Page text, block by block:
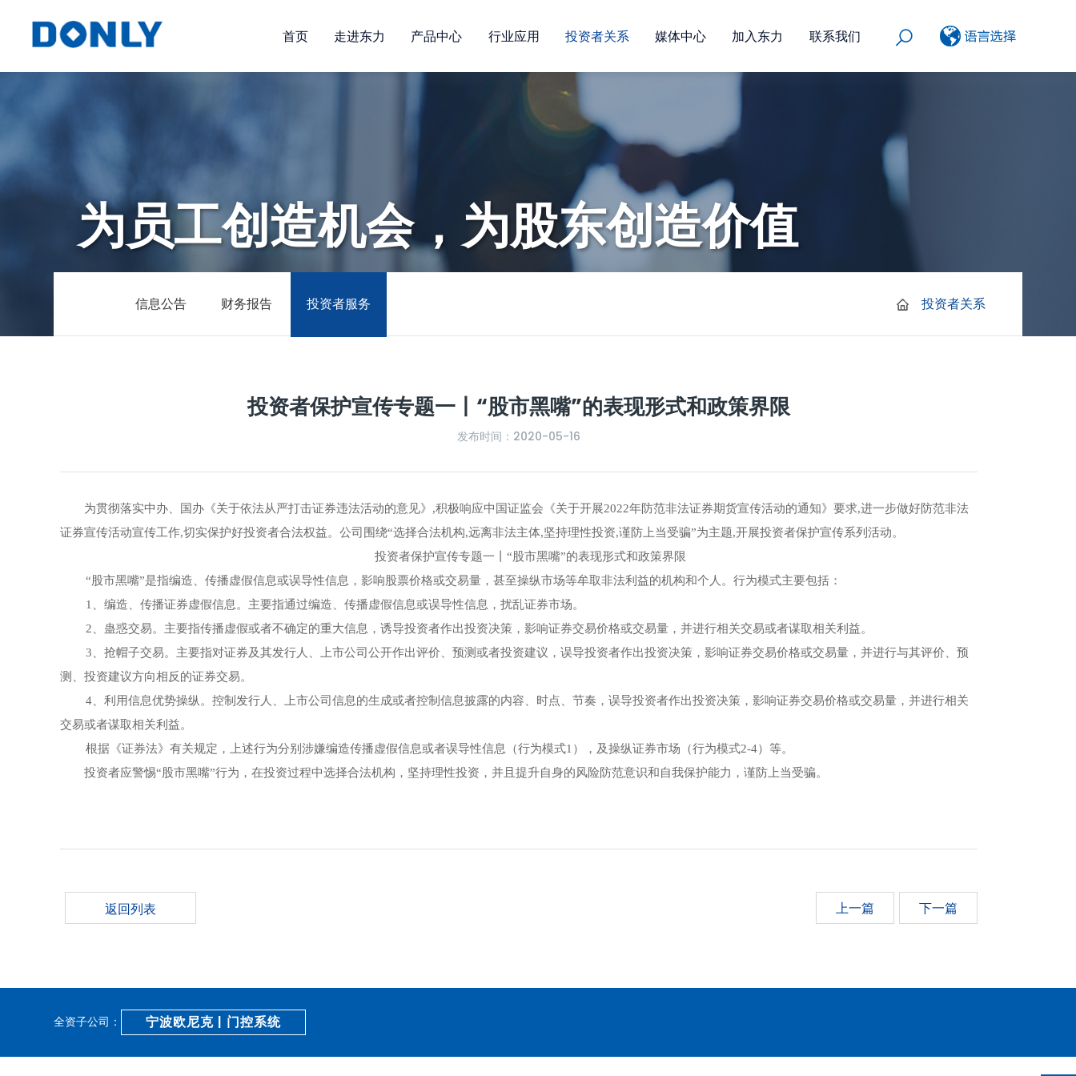
首页 走进东力 产品中心 行业应用 投资者关系 媒体中心 加入东力 联系我们
为员工创造机会，为股东创造价值
信息公告 财务报告 投资者服务 投资者关系
投资者保护宣传专题一丨“股市黑嘴”的表现形式和政策界限
发布时间：2020-05-16
为贯彻落实中办、国办《关于依法从严打击证券违法活动的意见》,积极响应中国证监会《关于开展2022年防范非法证券期货宣传活动的通知》要求,进一步做好防范非法
证券宣传活动宣传工作,切实保护好投资者合法权益。公司围绕“选择合法机构,远离非法主体,坚持理性投资,谨防上当受骗”为主题,开展投资者保护宣传系列活动。
投资者保护宣传专题一丨“股市黑嘴”的表现形式和政策界限
“股市黑嘴”是指编造、传播虚假信息或误导性信息，影响股票价格或交易量，甚至操纵市场等牟取非法利益的机构和个人。行为模式主要包括：
1、编造、传播证券虚假信息。主要指通过编造、传播虚假信息或误导性信息，扰乱证券市场。
2、蛊惑交易。主要指传播虚假或者不确定的重大信息，诱导投资者作出投资决策，影响证券交易价格或交易量，并进行相关交易或者谋取相关利益。
3、抢帽子交易。主要指对证券及其发行人、上市公司公开作出评价、预测或者投资建议，误导投资者作出投资决策，影响证券交易价格或交易量，并进行与其评价、预
测、投资建议方向相反的证券交易。
4、利用信息优势操纵。控制发行人、上市公司信息的生成或者控制信息披露的内容、时点、节奏，误导投资者作出投资决策，影响证券交易价格或交易量，并进行相关
交易或者谋取相关利益。
根据《证券法》有关规定，上述行为分别涉嫌编造传播虚假信息或者误导性信息（行为模式1），及操纵证券市场（行为模式2-4）等。
投资者应警惕“股市黑嘴”行为，在投资过程中选择合法机构，坚持理性投资，并且提升自身的风险防范意识和自我保护能力，谨防上当受骗。
返回列表 下一篇
上一篇
全资子公司： 宁波欧尼克 | 门控系统